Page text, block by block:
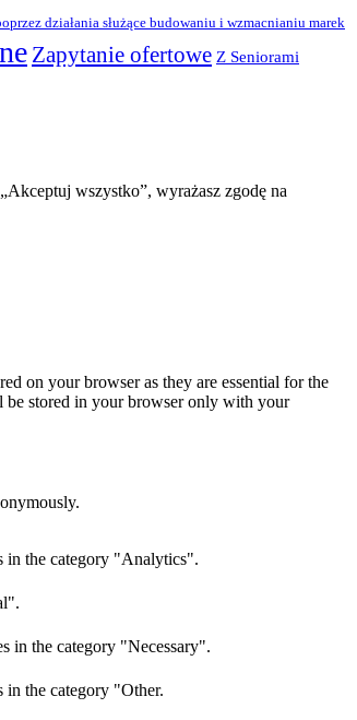
działania służące budowaniu i wzmacnianiu marek
Zapytanie ofertowe Z Seniorami
wszystko”, wyrażasz zgodę na
on your browser as they are essential for the
be stored in your browser only with your
in the category "Analytics".
in the category "Necessary".
in the category "Other.